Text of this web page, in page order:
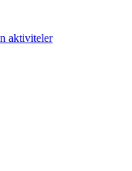
aktiviteler